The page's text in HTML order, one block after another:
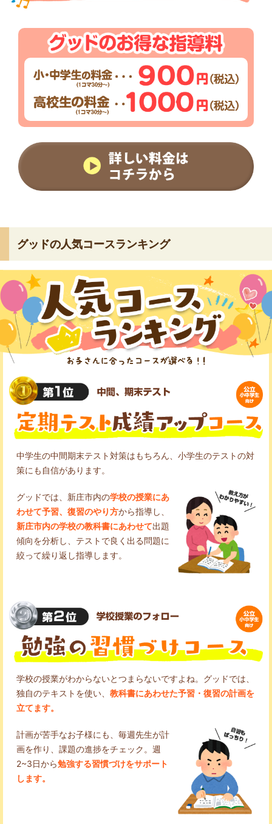
グッドの人気コースランキング
中学生の中間期末テスト対策はもちろん、小学生のテストの対
策にも自信があります。
グッドでは、新庄市内の学校の授業にあ
わせて予習、復習のやり方から指導し、
新庄市内の学校の教科書にあわせて出題
傾向を分析し、テストで良く出る問題に
絞って繰り返し指導します。
学校の授業がわからないとつまらないですよね。グッドでは、
独自のテキストを使い、 教科書にあわせた予習・復習の計画を
立てます。
計画が苦手なお子様にも、毎週先生が計
画を作り、課題の進捗をチェック。週
2~3日から勉強する習慣づけをサポート
します。